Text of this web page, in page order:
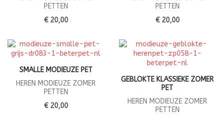
PETTEN
€ 20,00
PETTEN
€ 20,00
SMALLE MODIEUZE PET
HEREN MODIEUZE ZOMER
PETTEN
€ 20,00
GEBLOKTE KLASSIEKE ZOMER
PET
HEREN MODIEUZE ZOMER
PETTEN